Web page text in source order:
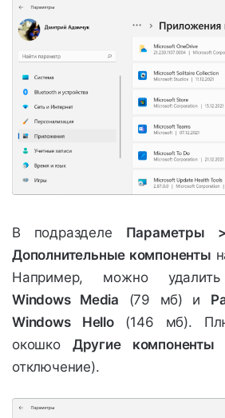
В подразделе Параметры
Дополнительные компоненты
Например, можно
Windows Media (79 мб) и
Windows Hello (146 мб).
окошко Другие компоненты
отключение).